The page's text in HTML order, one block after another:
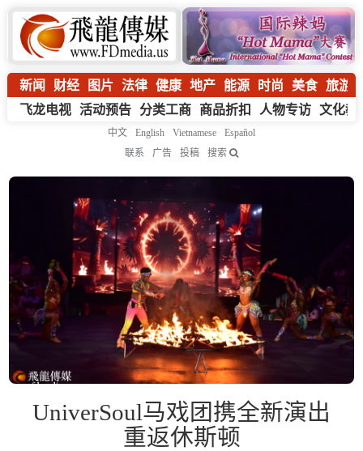
新闻 财经 图片 法律 健康 地产 能源 时尚 美食 旅游
飞龙电视 活动预告 分类工商 商品折扣 人物专访 文化教
中文 English Vietnamese
Español
联系
广告 投稿 搜索
UniverSoul马戏团携全新演出
重返休斯顿